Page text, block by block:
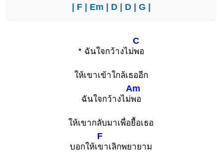
| F| Em | D| D| G |
* ฉันใจกว้างไม่
C
พอ
ให้เขาเข้าใกล้เธออีก
ฉันใจกว้างไม่
Am
พอ
ให้เขากลับมาเพื่อยื้อเธอ
บอกให้เ
F
ขาเลิกพยายาม